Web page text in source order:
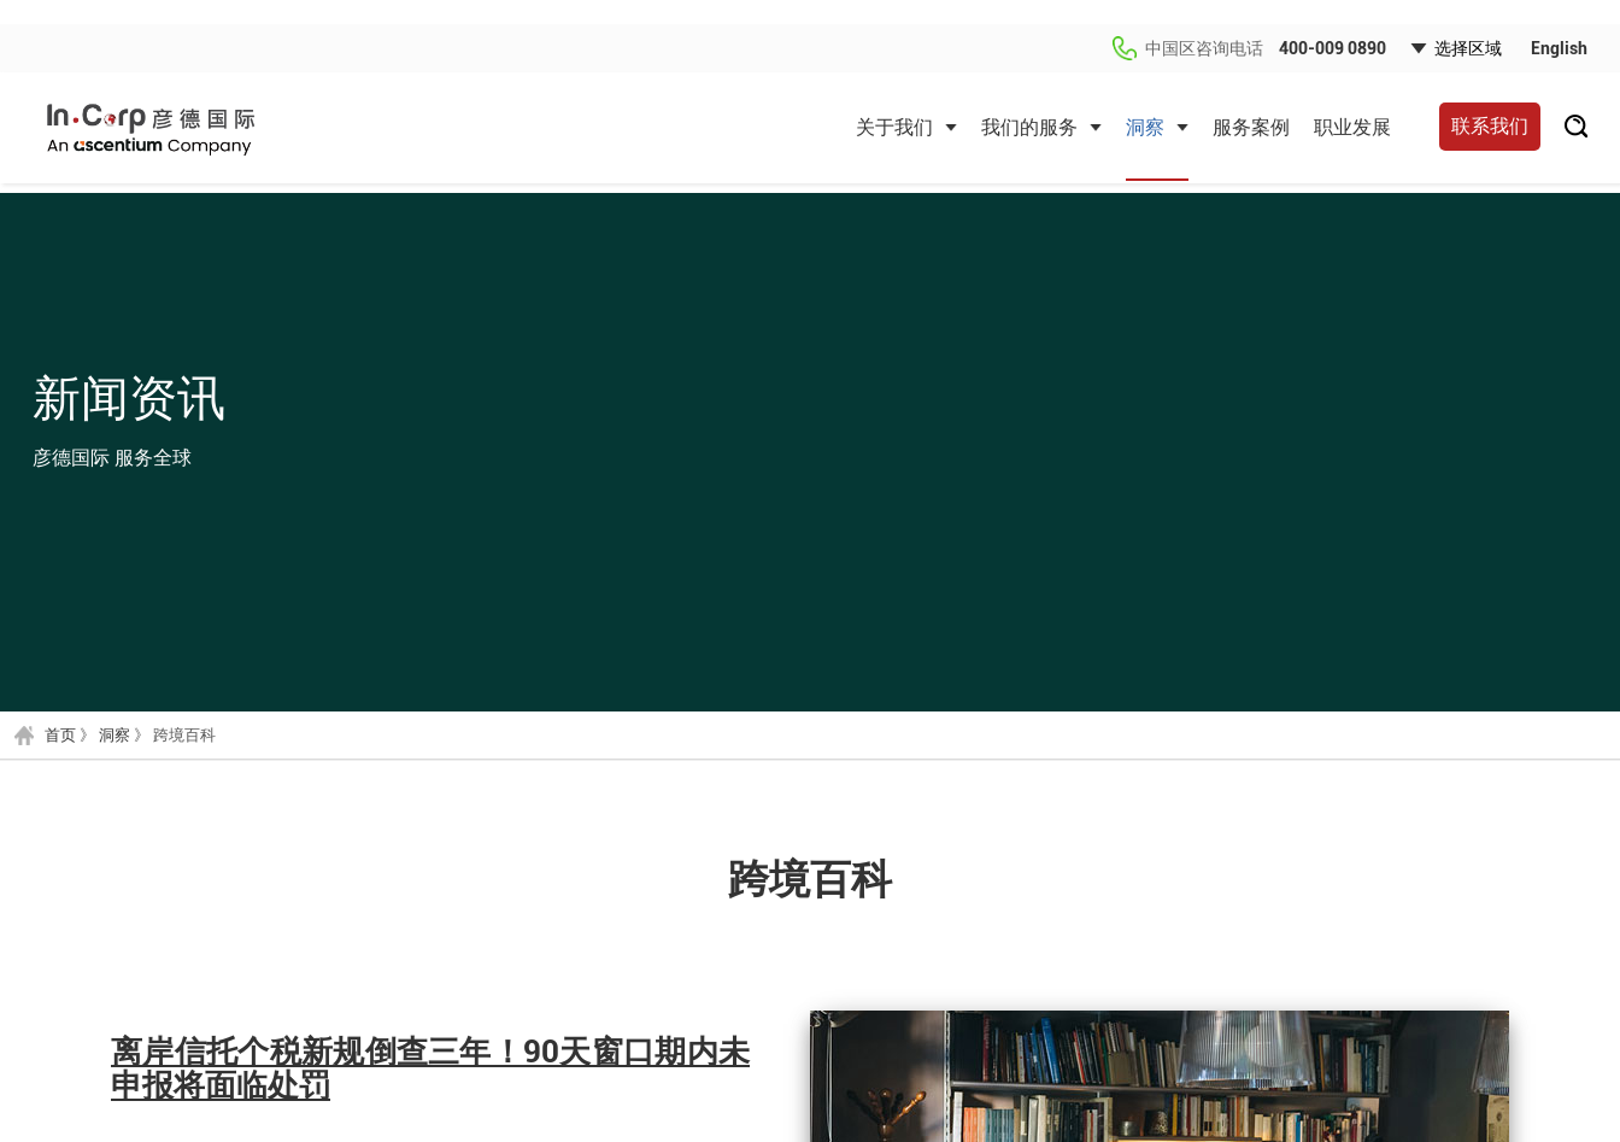
English
中国区咨询电话 400-009 0890
关于我们 我们的服务 洞察 服务案例 职业发展 联系我们
新闻资讯
彦德国际 服务全球
首页 》 洞察 》 跨境百科
跨境百科
离岸信托个税新规倒查三年！90天窗口期内未
申报将面临处罚